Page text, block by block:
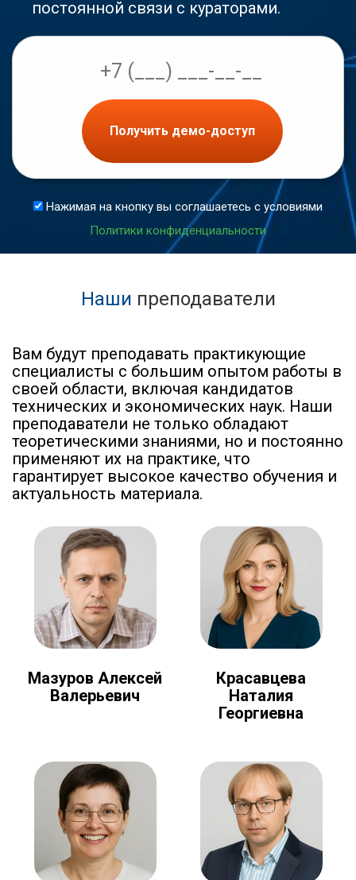
постоянной связи с кураторами.
Получить демо-доступ
Нажимая на кнопку вы соглашаетесь с условиями
Политики конфиденциальности
Наши преподаватели
Вам будут преподавать практикующие
специалисты с большим опытом работы в
своей области, включая кандидатов
технических и экономических наук. Наши
преподаватели не только обладают
теоретическими знаниями, но и постоянно
применяют их на практике, что
гарантирует высокое качество обучения и
актуальность материала.
Мазуров Алексей
Валерьевич
Красавцева
Наталия
Георгиевна